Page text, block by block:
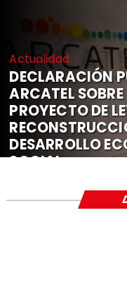
Actualidad
DECLARACIÓN
ARCATEL
PROYECTO DE
DESARROLLO
SOCIAL